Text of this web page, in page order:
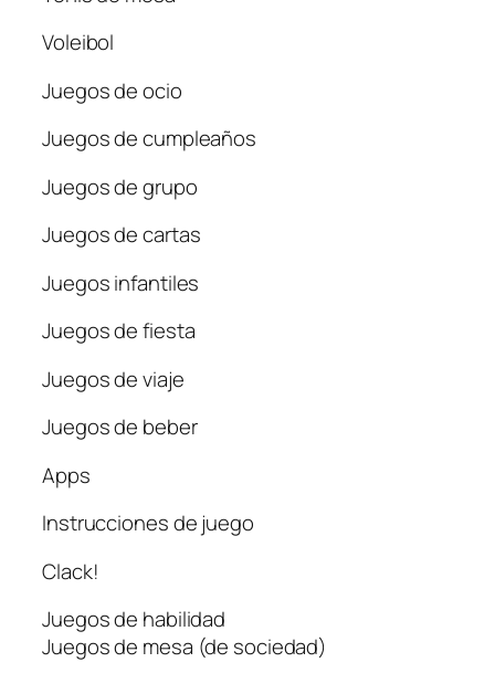
Voleibol
Juegos de ocio
Juegos de cumpleaños
Juegos de grupo
Juegos de cartas
Juegos infantiles
Juegos de fiesta
Juegos de viaje
Juegos de beber
Apps
Instrucciones de juego
Clack!
Juegos de habilidad
Juegos de mesa (de sociedad)